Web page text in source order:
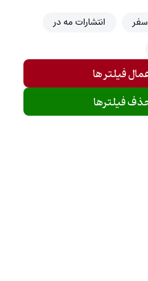
سفر
انتشارات مه در
فیلتر ها
فیلترها